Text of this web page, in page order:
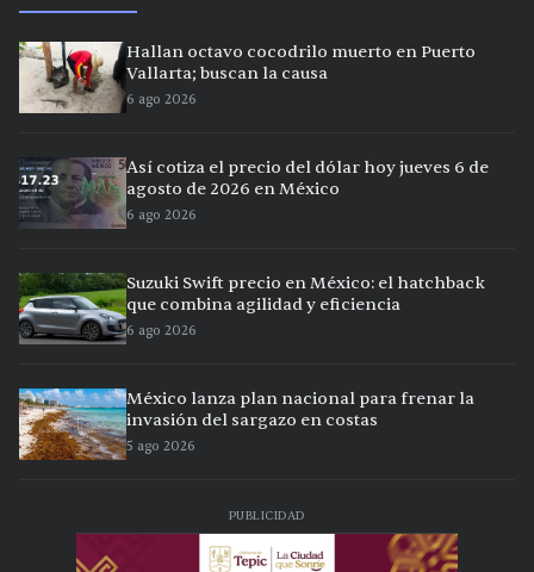
Hallan octavo cocodrilo muerto en Puerto
Vallarta; buscan la causa
6 ago 2026
Así cotiza el precio del dólar hoy jueves 6 de
agosto de 2026 en México
6 ago 2026
Suzuki Swift precio en México: el hatchback
que combina agilidad y eficiencia
6 ago 2026
México lanza plan nacional para frenar la
invasión del sargazo en costas
5 ago 2026
PUBLICIDAD